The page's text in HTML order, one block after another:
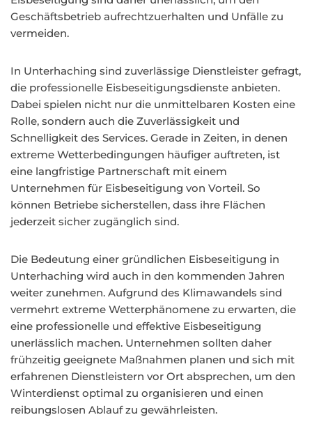
Geschäftsbetrieb aufrechtzuerhalten und Unfälle zu
vermeiden.
In Unterhaching sind zuverlässige Dienstleister gefragt,
die professionelle Eisbeseitigungsdienste anbieten.
Dabei spielen nicht nur die unmittelbaren Kosten eine
Rolle, sondern auch die Zuverlässigkeit und
Schnelligkeit des Services. Gerade in Zeiten, in denen
extreme Wetterbedingungen häufiger auftreten, ist
eine langfristige Partnerschaft mit einem
Unternehmen für Eisbeseitigung von Vorteil. So
können Betriebe sicherstellen, dass ihre Flächen
jederzeit sicher zugänglich sind.
Die Bedeutung einer gründlichen Eisbeseitigung in
Unterhaching wird auch in den kommenden Jahren
weiter zunehmen. Aufgrund des Klimawandels sind
vermehrt extreme Wetterphänomene zu erwarten, die
eine professionelle und effektive Eisbeseitigung
unerlässlich machen. Unternehmen sollten daher
frühzeitig geeignete Maßnahmen planen und sich mit
erfahrenen Dienstleistern vor Ort absprechen, um den
Winterdienst optimal zu organisieren und einen
reibungslosen Ablauf zu gewährleisten.